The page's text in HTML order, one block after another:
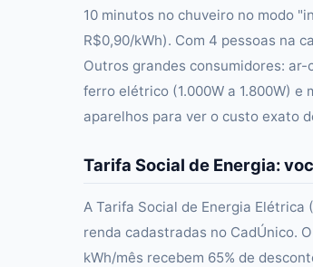
10 minutos no chuveiro no modo
R$0,90/kWh). Com 4 pessoas na
Outros grandes consumidores:
ferro elétrico (1.000W a 1.800W) e
aparelhos para ver o custo exato
Tarifa Social de Energia:
A Tarifa Social de Energia Elétrica
renda cadastradas no CadÚnico.
kWh/mês recebem 65% de